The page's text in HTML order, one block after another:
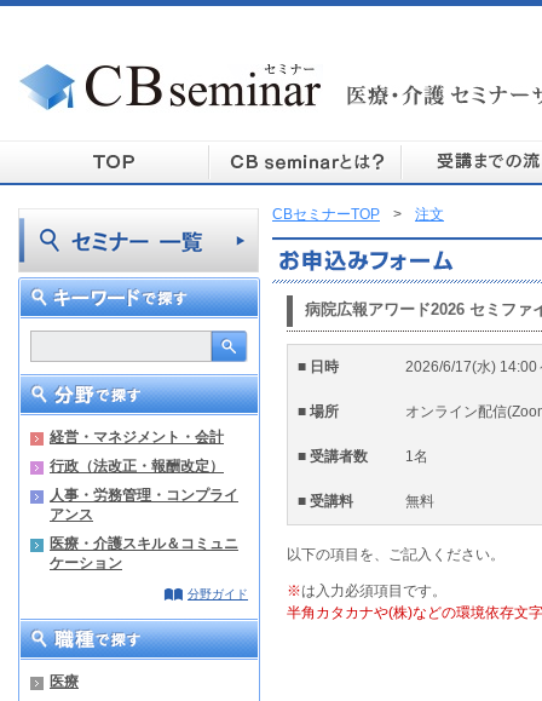
経営・マネジメント・会計
行政（法改正・報酬改定）
人事・労務管理・コンプライ
アンス
医療・介護スキル＆コミュニ
ケーション
分野ガイド
医療
CBセミナーTOP > 注文
病院広報アワード2026 セミファ
■ 日時 2026/6/17(水)
■ 場所 オンライン配信
■ 受講者数 1名
■ 受講料 無料
以下の項目を、ご記入ください。
※は入力必須項目です。
半角カタカナや(株)などの環境依存文